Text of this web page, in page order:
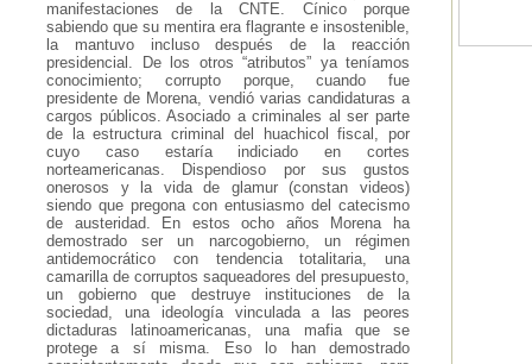
manifestaciones de la CNTE. Cínico porque
sabiendo que su mentira era flagrante e insostenible,
la mantuvo incluso después de la reacción
presidencial. De los otros “atributos” ya teníamos
conocimiento; corrupto porque, cuando fue
presidente de Morena, vendió varias candidaturas a
cargos públicos. Asociado a criminales al ser parte
de la estructura criminal del huachicol fiscal, por
cuyo caso estaría indiciado en cortes
norteamericanas. Dispendioso por sus gustos
onerosos y la vida de glamur (constan videos)
siendo que pregona con entusiasmo del catecismo
de austeridad. En estos ocho años Morena ha
demostrado ser un narcogobierno, un régimen
antidemocrático con tendencia totalitaria, una
camarilla de corruptos saqueadores del presupuesto,
un gobierno que destruye instituciones de la
sociedad, una ideología vinculada a las peores
dictaduras latinoamericanas, una mafia que se
protege a sí misma. Eso lo han demostrado